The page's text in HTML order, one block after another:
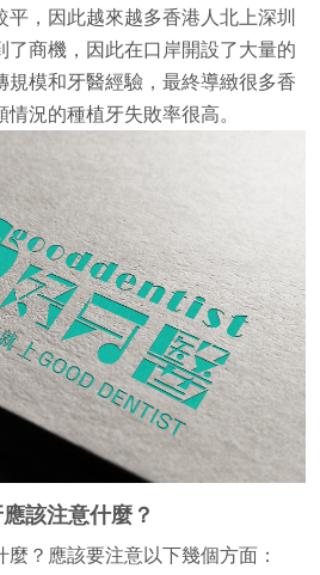
，因此越來越多香港人北上深圳
了商機，因此在口岸開設了大量的
規模和牙醫經驗，最終導緻很多香
況的種植牙失敗率很高。
該注意什麼？
？應該要注意以下幾個方面：